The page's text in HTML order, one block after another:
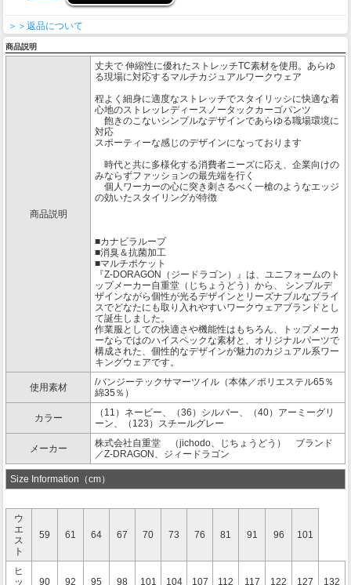
＞＞返品について
商品説明
商品説明
丈夫で 伸縮性に優れたストレッチTC素材を使用。あらゆ
る現場に対応するマルチカジュアルワークウェア
程よく細身に適度なストレッチでスタイリッシに快適な着
心地のストレッレディースノータックカーゴパンツ
飽きのこないシンプルなデザインであらゆる職場環境に
対応
スポーティーな感じのデザインになっております
時代と共に多様化する消費者ニーズに応え、企業向けの
みならずファッションの最先端を行く
個人ワーカーの心に突き刺さるべく一槍のようなエッジ
の効いたスタイリングが特徴
■カナビラループ
■消臭＆抗菌加工
■マルチポケット
『Z-DORAGON（ジードラゴン）』は、ユニフォームのト
ップメーカー自重堂（じちょうどう）から、 シンプルデ
ザインながら個性が光るデザインとリーズナブルなプライ
スでどなたにも取り入れやすいワークウェアブランドとし
て誕生しました。
作業服としての快適さや機能性はもちろん、トップメーカ
ーならではのハイスペックな素材と、オリジナルパーツで
構成された、個性的なデザインが魅力のカジュアル系ワー
キングウェアです。
使用素材
/バンジーテックサマーツイル（本体／ポリエステル65％
綿35％）
カラー
（11）ネービー、（36）シルバー、（40）アーミーグリ
ーン、（123）スチールグレー
メーカー
株式会社自重堂 （jichodo、じちょうどう） ブランド
／Z-DRAGON、ジィードラゴン
Size Information（cm）
ウ
エ
ス
ト
59 61 64 67 70 73 76 81 91 96 101
ヒ
ッ
90 92 95 98 101 104 107 112 117 122 127 132